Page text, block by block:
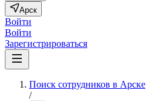
Арск
Войти
Войти
Зарегистрироваться
Поиск сотрудников в Арске
/